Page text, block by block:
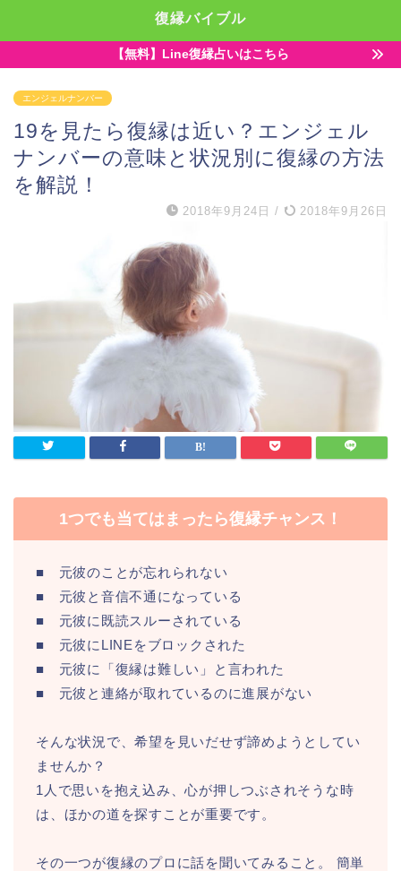
復縁バイブル
【無料】Line復縁占いはこちら
エンジェルナンバー
19を見たら復縁は近い？エンジェル
ナンバーの意味と状況別に復縁の方法
を解説！
2018年9月24日 / 2018年9月26日
1つでも当てはまったら復縁チャンス！
■ 元彼のことが忘れられない
■ 元彼と音信不通になっている
■ 元彼に既読スルーされている
■ 元彼にLINEをブロックされた
■ 元彼に「復縁は難しい」と言われた
■ 元彼と連絡が取れているのに進展がない
そんな状況で、希望を見いだせず諦めようとしてい
ませんか？
1人で思いを抱え込み、心が押しつぶされそうな時
は、ほかの道を探すことが重要です。
その一つが復縁のプロに話を聞いてみること。 簡単